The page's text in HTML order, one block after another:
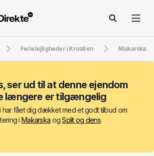
Ferielejligheder i Kroatien Makarska
ser ud til at denne ejendom
længere er tilgængelig
har fået dig dækket med et godt tilbud om
i Makarska ogSplit og dens